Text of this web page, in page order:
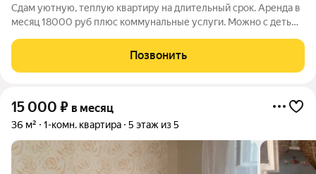
Сдам уютную, теплую квартиру на длительный срок. Аренда в
месяц 18000 руб плюс коммунальные услуги. Можно с детьми
Позвонить
15 000 ₽ в месяц
36 м² 1-комн. квартира 5 этаж из 5